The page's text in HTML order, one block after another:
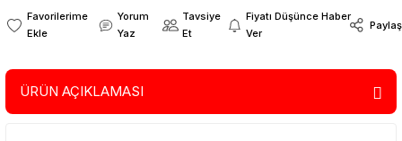
Yorum
Yaz
Tavsiye
Et
Fiyatı Düşünce Haber
Ver
Paylaş
ÜRÜN AÇIKLAMASI